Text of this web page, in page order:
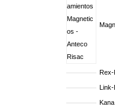
Rex-
Link-